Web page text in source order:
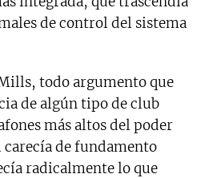
de control del sistema
todo argumento que
de algún tipo de club
más altos del poder
de fundamento
radicalmente lo que